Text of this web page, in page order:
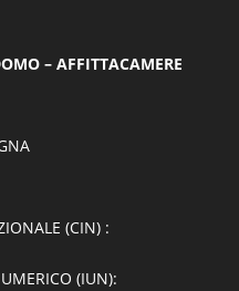
– AFFITTACAMERE
(CIN) :
(IUN):